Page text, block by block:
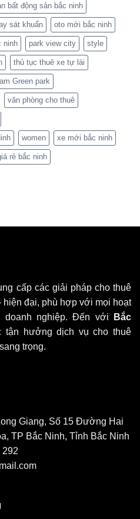
bất động sản bắc ninh
sát khuẩn oto mới bắc ninh
ninh park view city style
thủ tục thuê xe tự lái
Green park
văn phòng cho thuê
women xe mới bắc ninh
rẻ bắc ninh
cấp các giải pháp cho thuê
hiện đại, phù hợp với mọi hoạt
doanh nghiệp. Đến với
Bắc
tận hưởng dịch vụ cho thuê
trọng.
Giang, Số 15 Đường Hai
TP Bắc Ninh, Tỉnh Bắc Ninh
292